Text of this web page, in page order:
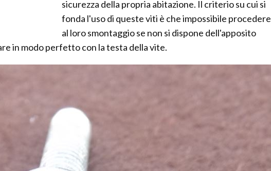
sicurezza della propria abitazione. Il criterio su cui si
fonda l'uso di queste viti è che impossibile procedere
al loro smontaggio se non si dispone dell'apposito
in modo perfetto con la testa della vite.